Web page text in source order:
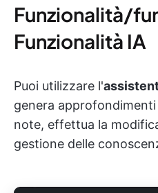
Funzionalità/
Funzionalità IA
Puoi utilizzare l'
genera
note, effettua la
gestione delle